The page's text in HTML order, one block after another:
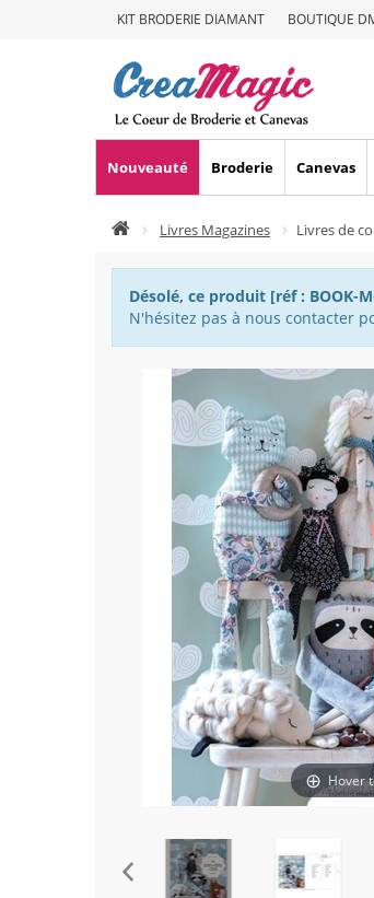
KIT BRODERIE DIAMANT BOUTIQUE
Nouveauté Broderie Canevas
Livres Magazines Livres de
Désolé, ce produit [réf : BOOK-
N'hésitez pas à nous contacter
Hover